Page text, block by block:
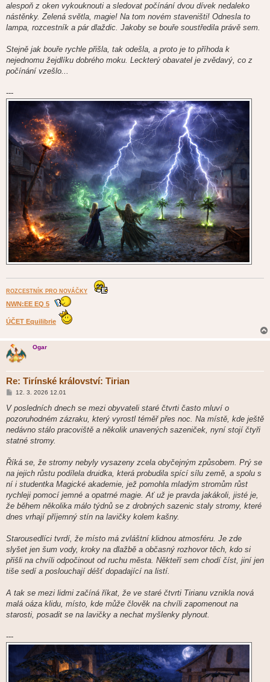
alespoň z oken vykouknouti a sledovat počínání dvou dívek nedaleko
nástěnky. Zelená světla, magie! Na tom novém staveništi! Odnesla to
lampa, rozcestník a pár dlaždic. Jakoby se bouře soustředila právě sem.
Stejně jak bouře rychle přišla, tak odešla, a proto je to příhoda k
nejednomu žejdlíku dobrého moku. Leckterý obavatel je zvědavý, co z
počínání vzešlo...
---
ROZCESTNÍK PRO NOVÁČKY
NWN:EE EQ 5
ÚČET Equilibrie
Ogar
Re: Tirínské království: Tirian
P
í
s
p
ě
e
12. 3. 2026 12.01
V posledních dnech se mezi obyvateli staré čtvrti často mluví o
pozoruhodném zázraku, který vyrostl téměř přes noc. Na místě, kde ještě
nedávno stálo pracoviště a několik unavených sazeniček, nyní stojí čtyři
statné stromy.
Říká se, že stromy nebyly vysazeny zcela obyčejným způsobem. Prý se
na jejich růstu podílela druidka, která probudila spící sílu země, a spolu s
ní i studentka Magické akademie, jež pomohla mladým stromům růst
rychleji pomocí jemné a opatrné magie. Ať už je pravda jakákoli, jisté je,
že během několika málo týdnů se z drobných sazenic staly stromy, které
dnes vrhají příjemný stín na lavičky kolem kašny.
Starousedlíci tvrdí, že místo má zvláštní klidnou atmosféru. Je zde
slyšet jen šum vody, kroky na dlažbě a občasný rozhovor těch, kdo si
přišli na chvíli odpočinout od ruchu města. Někteří sem chodí číst, jiní jen
tiše sedí a poslouchají déšť dopadající na listí.
A tak se mezi lidmi začíná říkat, že ve staré čtvrti Tirianu vznikla nová
malá oáza klidu, místo, kde může člověk na chvíli zapomenout na
starosti, posadit se na lavičky a nechat myšlenky plynout.
---